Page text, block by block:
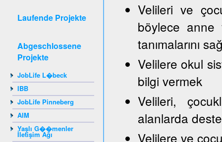
Laufende Projekte
Abgeschlossene
Projekte
JobLife L�beck
IBB
JobLife Pinneberg
AIM
Yaşlı G��menler
İletişim Ağı
Velileri ve
böylece anne
tanımalarını
Velilere okul
bilgi vermek
Velileri,
alanlarda
Velilere ve